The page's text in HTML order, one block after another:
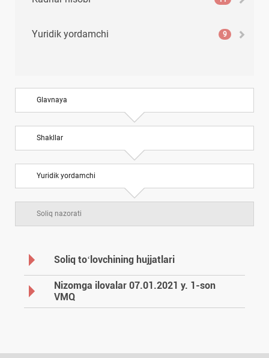
Yuridik yordamchi 9
Glavnaya
Shakllar
Yuridik yordamchi
Soliq nazorati
Soliq toʻlovchining hujjatlari
Nizomga ilovalar 07.01.2021 y. 1-son
VMQ